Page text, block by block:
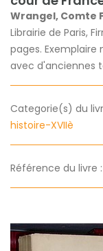
Wrangel, Comte
Librairie de Paris,
pages.
avec d'anciennes
Categorie(s) du
histoire-XVIIè
Référence du livre :